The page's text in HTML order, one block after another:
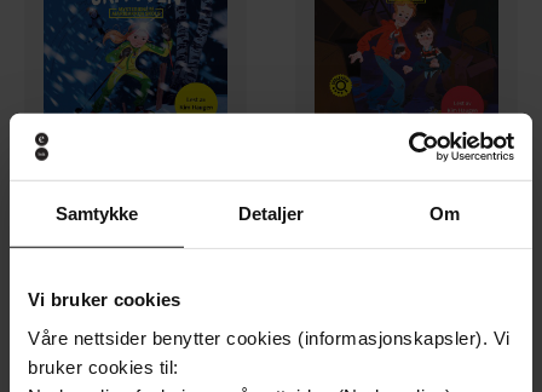
Samtykke Detaljer Om
Vi bruker cookies
Våre nettsider benytter cookies (informasjonskapsler). Vi
bruker cookies til:
99,-
LYDBOK